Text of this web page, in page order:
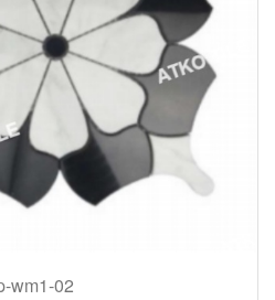
wm1-02